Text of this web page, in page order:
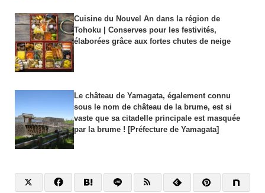
Cuisine du Nouvel An dans la région de
Tohoku | Conserves pour les festivités,
élaborées grâce aux fortes chutes de neige
Le château de Yamagata, également connu
sous le nom de château de la brume, est si
vaste que sa citadelle principale est masquée
par la brume ! [Préfecture de Yamagata]